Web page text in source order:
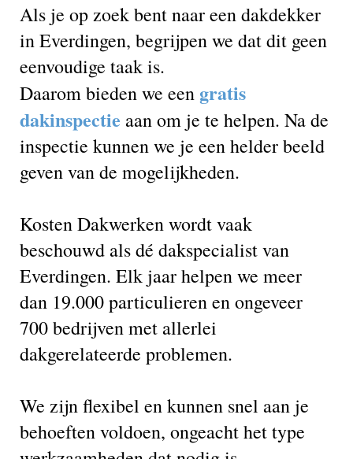
Als je op zoek bent naar een dakdekker
in Everdingen, begrijpen we dat dit geen
eenvoudige taak is.
Daarom bieden we een gratis
dakinspectie aan om je te helpen. Na de
inspectie kunnen we je een helder beeld
geven van de mogelijkheden.
Kosten Dakwerken wordt vaak
beschouwd als dé dakspecialist van
Everdingen. Elk jaar helpen we meer
dan 19.000 particulieren en ongeveer
700 bedrijven met allerlei
dakgerelateerde problemen.
We zijn flexibel en kunnen snel aan je
behoeften voldoen, ongeacht het type